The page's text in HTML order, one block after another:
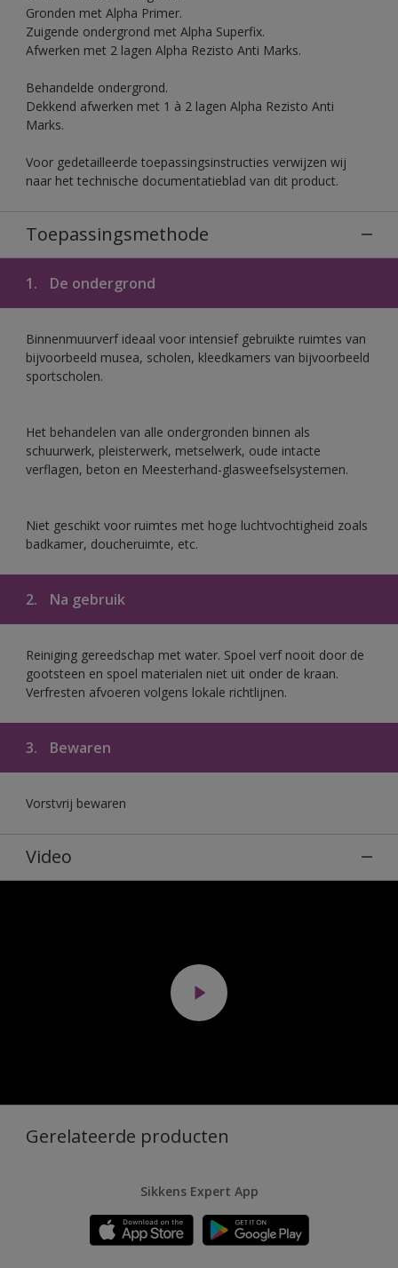
Gronden met Alpha Primer.
Zuigende ondergrond met Alpha Superfix.
Afwerken met 2 lagen Alpha Rezisto Anti Marks.
Behandelde ondergrond.
Dekkend afwerken met 1 à 2 lagen Alpha Rezisto Anti
Marks.
Voor gedetailleerde toepassingsinstructies verwijzen wij
naar het technische documentatieblad van dit product.
Toepassingsmethode
1. De ondergrond
Binnenmuurverf ideaal voor intensief gebruikte ruimtes van
bijvoorbeeld musea, scholen, kleedkamers van bijvoorbeeld
sportscholen.
Het behandelen van alle ondergronden binnen als
schuurwerk, pleisterwerk, metselwerk, oude intacte
verflagen, beton en Meesterhand-glasweefselsystemen.
Niet geschikt voor ruimtes met hoge luchtvochtigheid zoals
badkamer, doucheruimte, etc.
2. Na gebruik
Reiniging gereedschap met water. Spoel verf nooit door de
gootsteen en spoel materialen niet uit onder de kraan.
Verfresten afvoeren volgens lokale richtlijnen.
3. Bewaren
Vorstvrij bewaren
Video
Gerelateerde producten
Sikkens Expert App